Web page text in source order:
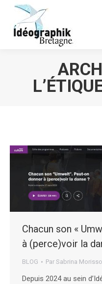
Chacun son «
à (perce)voir la
BLOG Par Sabrina
Depuis 2024 au sein